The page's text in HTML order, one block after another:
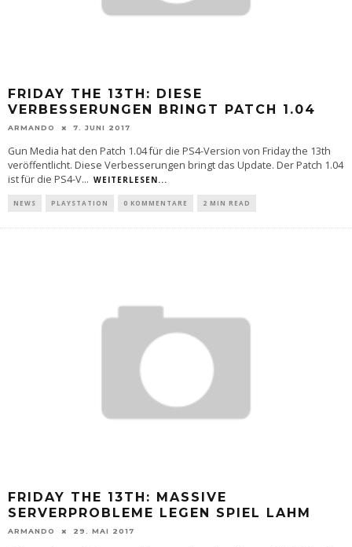
FRIDAY THE 13TH: DIESE
VERBESSERUNGEN BRINGT PATCH 1.04
ARMANDO 7. JUNI 2017
Gun Media hat den Patch 1.04 für die PS4-Version von Friday the 13th
veröffentlicht. Diese Verbesserungen bringt das Update. Der Patch 1.04
ist für die PS4-V... WEITERLESEN...
NEWS PLAYSTATION 0 KOMMENTARE 2 MIN READ
FRIDAY THE 13TH: MASSIVE
SERVERPROBLEME LEGEN SPIEL LAHM
ARMANDO 29. MAI 2017